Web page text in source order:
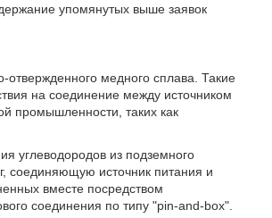
упомянутых выше заявок
медного сплава. Такие
на соединение между источником
промышленности, таких как
углеводородов из подземного
соединяющую источник питания и
вместе посредством
соединения по типу "pin-and-box".